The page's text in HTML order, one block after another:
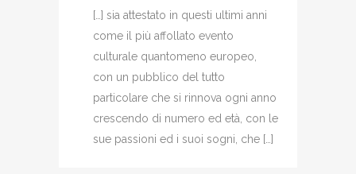
[…] sia attestato in questi ultimi anni
come il più affollato evento
culturale quantomeno europeo,
con un pubblico del tutto
particolare che si rinnova ogni anno
crescendo di numero ed età, con le
sue passioni ed i suoi sogni, che […]